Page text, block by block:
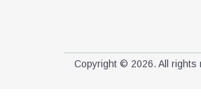
Copyright © 2026. All rights